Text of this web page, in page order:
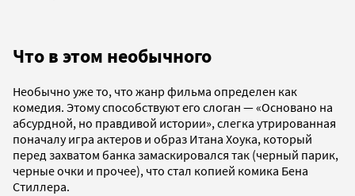
Что в этом необычного
Необычно уже то, что жанр фильма определен как
комедия. Этому способствуют его слоган — «Основано на
абсурдной, но правдивой истории», слегка утрированная
поначалу игра актеров и образ Итана Хоука, который
перед захватом банка замаскировался так (черный парик,
черные очки и прочее), что стал копией комика Бена
Стиллера.